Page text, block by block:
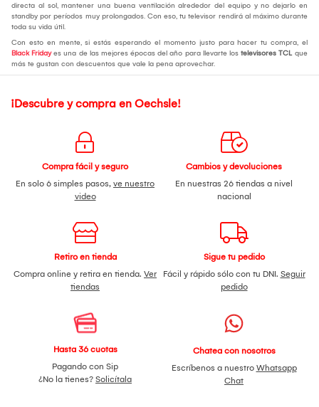
directa al sol, mantener una buena ventilación alrededor del equipo y no dejarlo en
standby por períodos muy prolongados. Con eso, tu televisor rendirá al máximo durante
toda su vida útil.
Con esto en mente, si estás esperando el momento justo para hacer tu compra, el
Black Fridayes una de las mejores épocas del año para llevarte los televisores TCLque
más te gustan con descuentos que vale la pena aprovechar.
¡Descubre y compra en Oechsle!
Compra fácil y seguro
En solo 6 simples pasos, ve nuestro
video
Cambios y devoluciones
En nuestras 26 tiendas a nivel
nacional
Retiro en tienda
Compra online y retira en tienda. Ver
tiendas
Sigue tu pedido
Fácil y rápido sólo con tu DNI. Seguir
pedido
Hasta 36 cuotas
Pagando con Sip
¿No la tienes? Solicítala
Chatea con nosotros
Escríbenos a nuestro Whatsapp
Chat